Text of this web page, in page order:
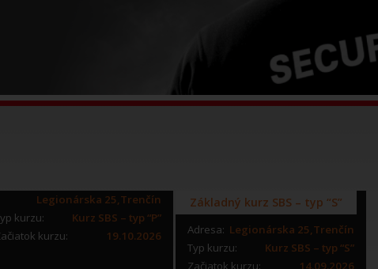
Legionárska 25,Trenčín
kurzu:
Kurz SBS – typ “P”
kurzu:
19.10.2026
Základný kurz SBS – typ “S”
Adresa: Legionárska 25,Trenčín
Typ kurzu:
Kurz SBS – typ “S”
Začiatok kurzu:
14.09.2026